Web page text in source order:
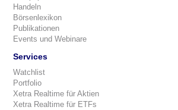
Handeln
Börsenlexikon
Publikationen
Events und Webinare
Services
Watchlist
Portfolio
Xetra Realtime für Aktien
Xetra Realtime für ETFs